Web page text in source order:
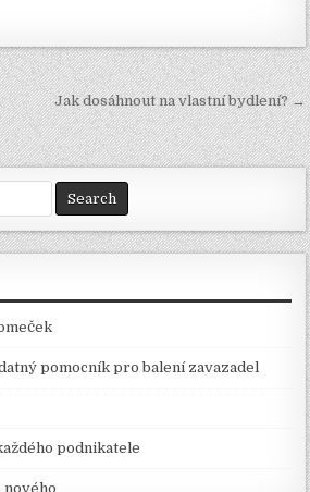
Jak dosáhnout na vlastní bydlení? →
pomocník pro balení zavazadel
podnikatele
nového